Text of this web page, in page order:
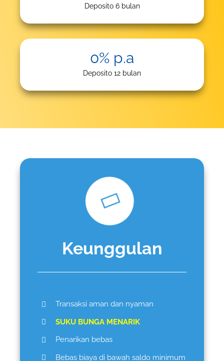
Deposito 6 bulan
0% p.a
Deposito 12 bulan
Keunggulan
Transaksi aman dan nyaman
SUKU BUNGA MENARIK
Penarikan bebas
Bebas biaya di bawah saldo minimum